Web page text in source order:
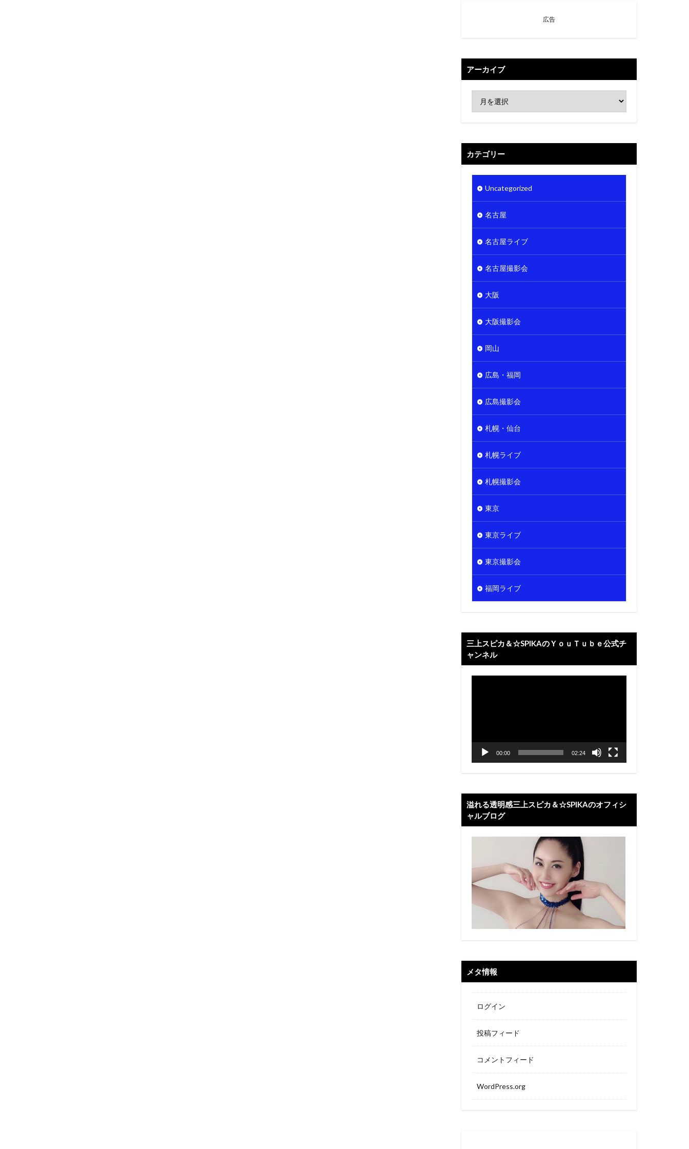
広告
アーカイブ
カテゴリー
Uncategorized
名古屋
名古屋ライブ
名古屋撮影会
大阪
大阪撮影会
岡山
広島・福岡
広島撮影会
札幌・仙台
札幌ライブ
札幌撮影会
東京
東京ライブ
東京撮影会
福岡ライブ
三上スピカ＆☆SPIKAのＹｏｕＴｕｂｅ公式チ
ャンネル
動
00:00 02:24
溢れる透明感三上スピカ＆☆SPIKAのオフィシ
ャルブログ
メタ情報
ログイン
投稿フィード
コメントフィード
WordPress.org